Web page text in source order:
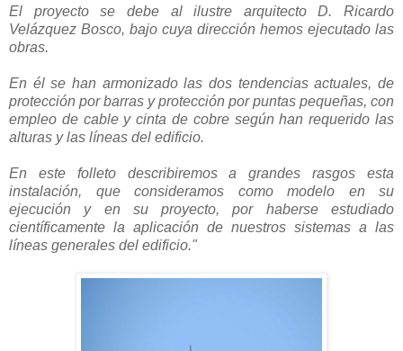
El proyecto se debe al ilustre arquitecto D. Ricardo
Velázquez Bosco, bajo cuya dirección hemos ejecutado las
obras.
En él se han armonizado las dos tendencias actuales, de
protección por barras y protección por puntas pequeñas, con
empleo de cable y cinta de cobre según han requerido las
alturas y las líneas del edificio.
En este folleto describiremos a grandes rasgos esta
instalación, que consideramos como modelo en su
ejecución y en su proyecto, por haberse estudiado
científicamente la aplicación de nuestros sistemas a las
líneas generales del edificio."